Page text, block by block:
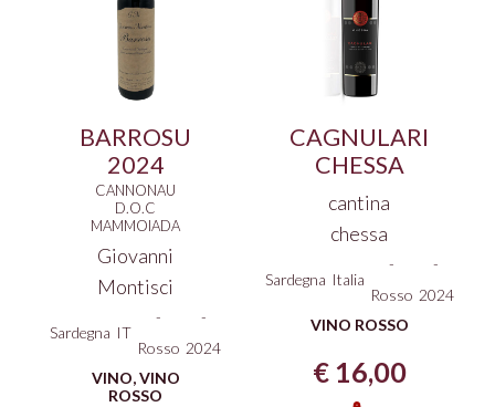
BARROSU
2024
CANNONAU
D.O.C
MAMMOIADA
Giovanni
Montisci
Sardegna IT
-
Rosso
-
2024
VINO,VINO
ROSSO
CAGNULARI
CHESSA
cantina
chessa
Sardegna Italia
-
Rosso
-
2024
VINO ROSSO
€16,00